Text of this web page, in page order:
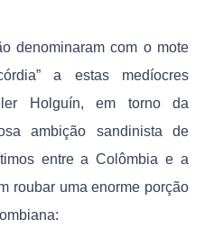
denominaram com o mote
a estas medíocres
Holguín, em torno da
ambição sandinista de
entre a Colômbia e a
roubar uma enorme porção